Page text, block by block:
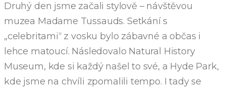
Druhý den jsme začali stylově – návštěvou
muzea Madame Tussauds. Setkání s
„celebritami“ z vosku bylo zábavné a občas i
lehce matoucí. Následovalo Natural History
Museum, kde si každý našel to své, a Hyde Park,
kde jsme na chvíli zpomalili tempo. I tady se